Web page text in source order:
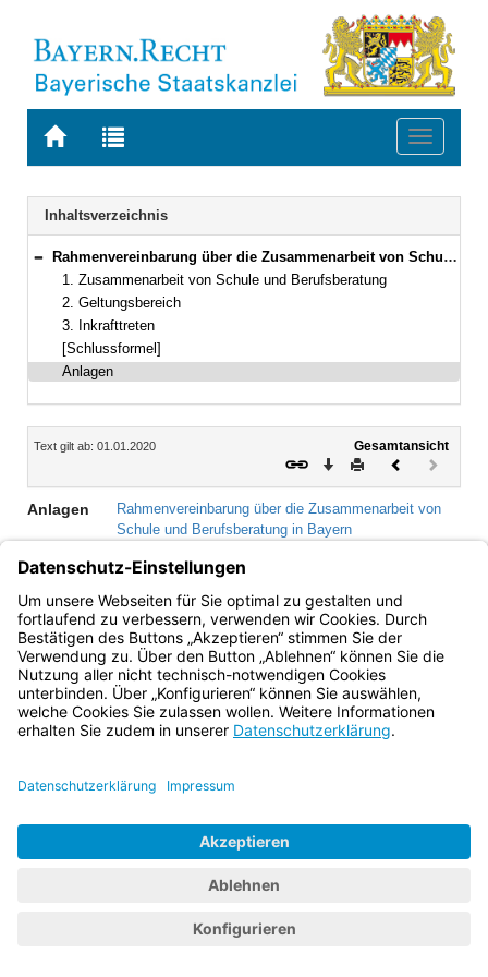
Zur
BAYERN.RECHT
Zur
letzten
Suche
Toggle
Navigation
Inhaltsverzeichnis
Bereich reduzieren
Rahmenvereinbarung über die Zusammenarbeit von Schule und Berufsberatung in Bayern
1. Zusammenarbeit von Schule und Berufsberatung
2. Geltungsbereich
3. Inkrafttreten
[Schlussformel]
Anlagen
Inhalt
Text gilt ab: 01.01.2020
Gesamtansicht
Download
DruckenVorheriges
Anlagen
Rahmenvereinbarung über die Zusammenarbeit von
Schule und Berufsberatung in Bayern
Bayern.de
BayernPortal
Datenschutz
Impressum
Barrierefreiheit
Kontrastwechsel